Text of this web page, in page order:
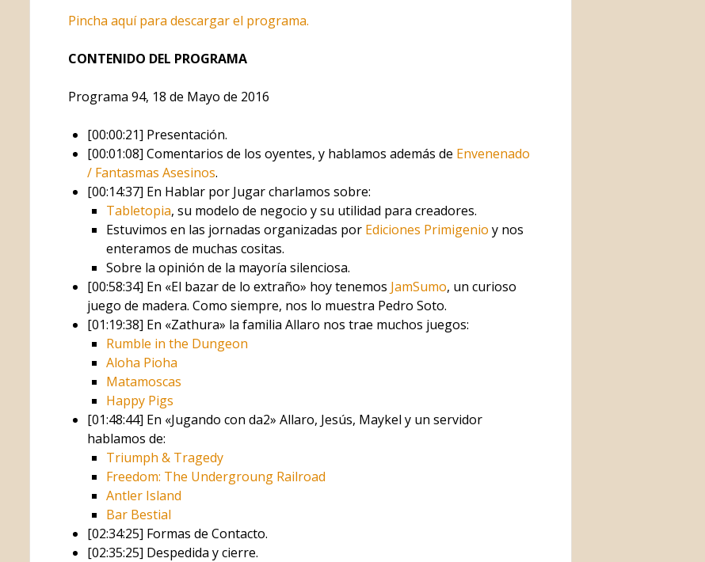
Pincha aquí para descargar el programa.
CONTENIDO DEL PROGRAMA
Programa 94, 18 de Mayo de 2016
[00:00:21] Presentación.
[00:01:08] Comentarios de los oyentes, y hablamos además de Envenenado
/ Fantasmas Asesinos.
[00:14:37] En Hablar por Jugar charlamos sobre:
Tabletopia, su modelo de negocio y su utilidad para creadores.
Estuvimos en las jornadas organizadas por Ediciones Primigenio y nos
enteramos de muchas cositas.
Sobre la opinión de la mayoría silenciosa.
[00:58:34] En «El bazar de lo extraño» hoy tenemos JamSumo, un curioso
juego de madera. Como siempre, nos lo muestra Pedro Soto.
[01:19:38] En «Zathura» la familia Allaro nos trae muchos juegos:
Rumble in the Dungeon
Aloha Pioha
Matamoscas
Happy Pigs
[01:48:44] En «Jugando con da2» Allaro, Jesús, Maykel y un servidor
hablamos de:
Triumph & Tragedy
Freedom: The Undergroung Railroad
Antler Island
Bar Bestial
[02:34:25] Formas de Contacto.
[02:35:25] Despedida y cierre.